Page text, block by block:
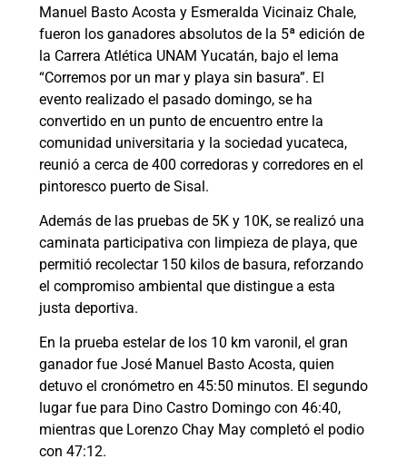
Manuel Basto Acosta y Esmeralda Vicinaiz Chale,
fueron los ganadores absolutos de la 5ª edición de
la Carrera Atlética UNAM Yucatán, bajo el lema
“Corremos por un mar y playa sin basura”. El
evento realizado el pasado domingo, se ha
convertido en un punto de encuentro entre la
comunidad universitaria y la sociedad yucateca,
reunió a cerca de 400 corredoras y corredores en el
pintoresco puerto de Sisal.
Además de las pruebas de 5K y 10K, se realizó una
caminata participativa con limpieza de playa, que
permitió recolectar 150 kilos de basura, reforzando
el compromiso ambiental que distingue a esta
justa deportiva.
En la prueba estelar de los 10 km varonil, el gran
ganador fue José Manuel Basto Acosta, quien
detuvo el cronómetro en 45:50 minutos. El segundo
lugar fue para Dino Castro Domingo con 46:40,
mientras que Lorenzo Chay May completó el podio
con 47:12.